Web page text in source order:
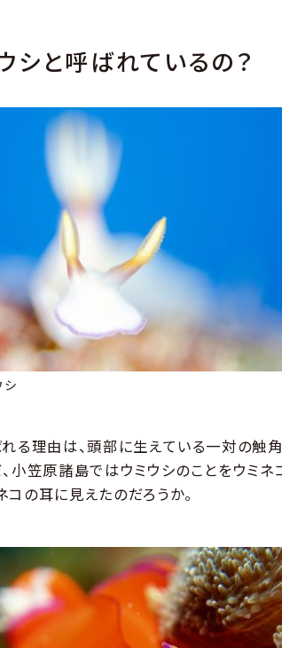
シと呼ばれているの？
シ
る理由は、頭部に生えている一対の触
小笠原諸島ではウミウシのことをウミ
の耳に見えたのだろうか。